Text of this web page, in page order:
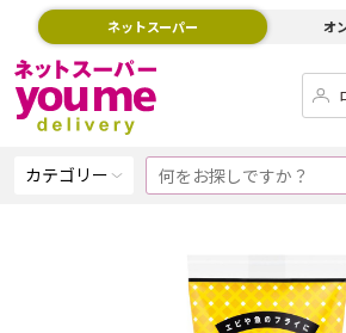
ネットスーパー オ
カテゴリー